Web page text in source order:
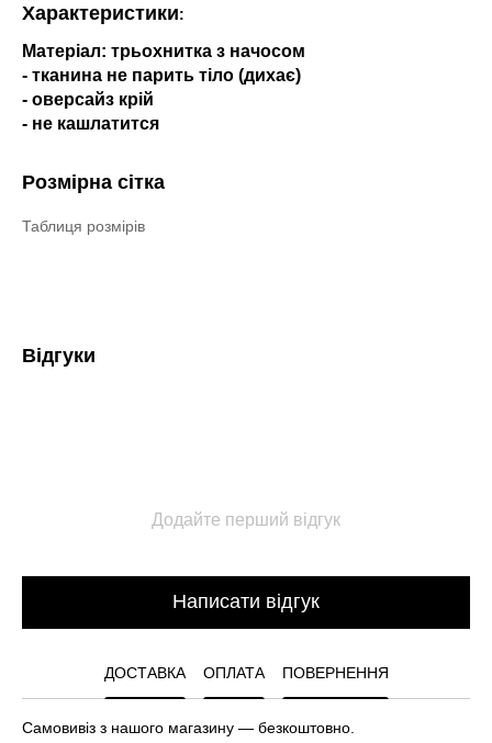
Характеристики:
Матеріал: трьохнитка з начосом
- тканина не парить тіло (дихає)
- оверсайз крій
- не кашлатится
Розмірна сітка
Таблиця розмірів
Відгуки
Додайте перший відгук
Написати відгук
ДОСТАВКА ОПЛАТА ПОВЕРНЕННЯ
Самовивіз з нашого магазину — безкоштовно.